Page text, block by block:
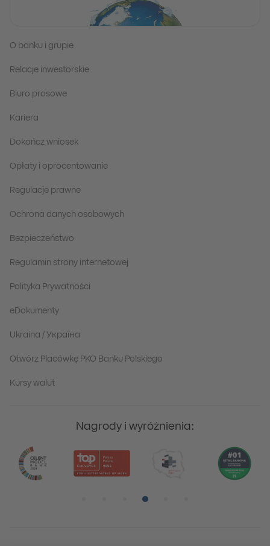
O banku i grupie
Relacje inwestorskie
Biuro prasowe
Kariera
Dokończ wniosek
Opłaty i oprocentowanie
Regulacje prawne
Ochrona danych osobowych
Bezpieczeństwo
Regulamin strony internetowej
Polityka Prywatności
eDokumenty
Ukraina / Україна
Otwórz Placówkę PKO Banku Polskiego
Kursy walut
Nagrody i wyróżnienia: